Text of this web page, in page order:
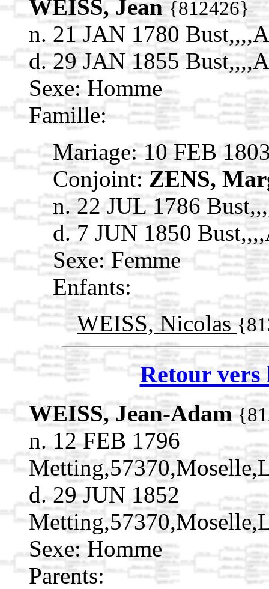
WEISS, Jean{812426}
n. 21 JAN 1780
d. 29 JAN 1855
Sexe: Homme
Famille:
Mariage: 10 FEB
Conjoint: ZENS,
n. 22 JUL 1786
d. 7 JUN 1850
Sexe: Femme
Enfants:
WEISS, Nicolas
Retour vers
WEISS, Jean-Adam
n. 12 FEB 1796
d. 29 JUN 1852
Sexe: Homme
Parents: